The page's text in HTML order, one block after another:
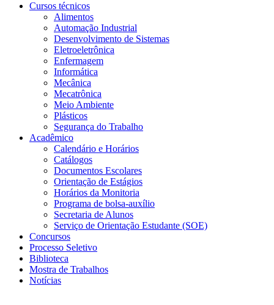
Cursos técnicos
Alimentos
Automação Industrial
Desenvolvimento de Sistemas
Eletroeletrônica
Enfermagem
Informática
Mecânica
Mecatrônica
Meio Ambiente
Plásticos
Segurança do Trabalho
Acadêmico
Calendário e Horários
Catálogos
Documentos Escolares
Orientação de Estágios
Horários da Monitoria
Programa de bolsa-auxílio
Secretaria de Alunos
Serviço de Orientação Estudante (SOE)
Concursos
Processo Seletivo
Biblioteca
Mostra de Trabalhos
Notícias